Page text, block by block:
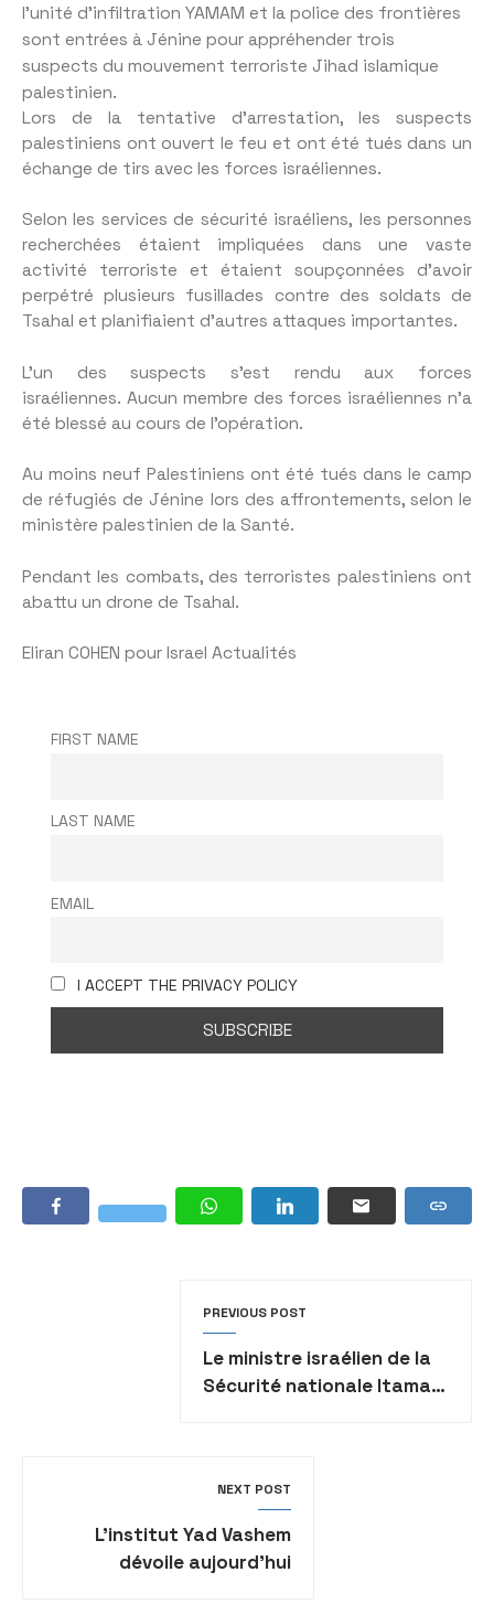
l’unité d’infiltration YAMAM et la police des frontières
sont entrées à Jénine pour appréhender trois
suspects du mouvement terroriste Jihad islamique
palestinien.
Lors de la tentative d’arrestation, les suspects
palestiniens ont ouvert le feu et ont été tués dans un
échange de tirs avec les forces israéliennes.
Selon les services de sécurité israéliens, les personnes
recherchées étaient impliquées dans une vaste
activité terroriste et étaient soupçonnées d’avoir
perpétré plusieurs fusillades contre des soldats de
Tsahal et planifiaient d’autres attaques importantes.
L’un des suspects s’est rendu aux forces
israéliennes. Aucun membre des forces israéliennes n’a
été blessé au cours de l’opération.
Au moins neuf Palestiniens ont été tués dans le camp
de réfugiés de Jénine lors des affrontements, selon le
ministère palestinien de la Santé.
Pendant les combats, des terroristes palestiniens ont
abattu un drone de Tsahal.
Eliran COHEN pour Israel Actualités
FIRST NAME
LAST NAME
EMAIL
I ACCEPT THE PRIVACY POLICY
PREVIOUS POST
Le ministre israélien de la
Sécurité nationale Itamar
NEXT POST
L’institut Yad Vashem
dévoile aujourd’hui